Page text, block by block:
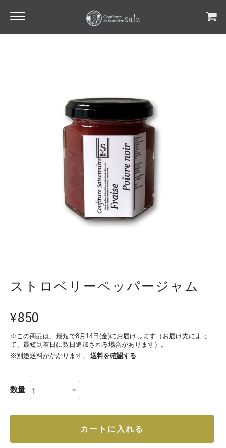
ストロベリーペッパージャム
¥850
※この商品は、最短で8月14日(金)にお届けします（お届け先によっ
て、最短到着日に数日追加される場合があります）。
※別途送料がかかります。
送料を確認する
数量
カートに入れる